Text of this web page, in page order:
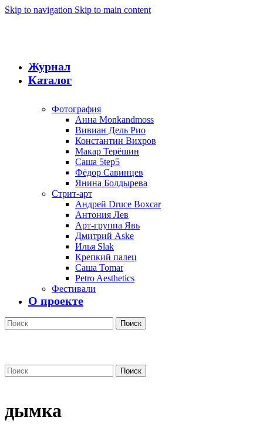
Skip to navigation Skip to main content
Журнал
Каталог
Фотография
Анна Monkandmoss
Вивиан Дель Рио
Константин Вихров
Макар Терёшин
Саша 5tep5
Фёдор Савинцев
Янина Болдырева
Стрит-арт
Андрей Druce Boxcar
Антония Лев
Арт-группа Явь
Дмитрий Aske
Илья Slak
Крепкий палец
Саша Tomar
Petro Aesthetics
Фестивали
О проекте
Поиск
Поиск
дымка